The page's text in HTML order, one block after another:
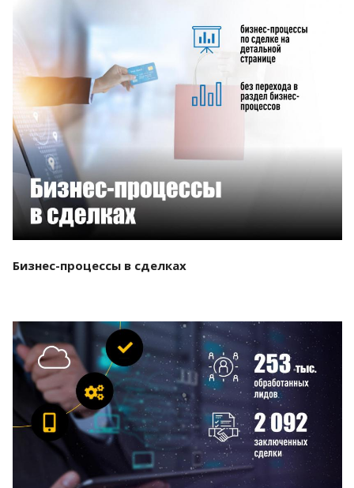
Бизнес-процессы в сделках
Смотреть проект